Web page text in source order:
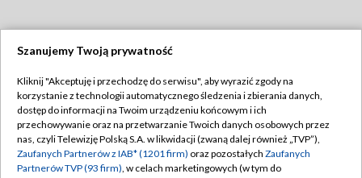
TVP
Abonament TVP
Emisja w TVP
Regulamin TVP
Polityka prywatności
Szanujemy Twoją prywatność
Kliknij "Akceptuję i przechodzę do serwisu", aby wyrazić zgody na
korzystanie z technologii automatycznego śledzenia i zbierania danych,
dostęp do informacji na Twoim urządzeniu końcowym i ich
przechowywanie oraz na przetwarzanie Twoich danych osobowych przez
nas, czyli Telewizję Polską S.A. w likwidacji (zwaną dalej również „TVP”),
Zaufanych Partnerów z IAB* (1201 firm) oraz pozostałych Zaufanych
Partnerów TVP (93 firm), w celach marketingowych (w tym do